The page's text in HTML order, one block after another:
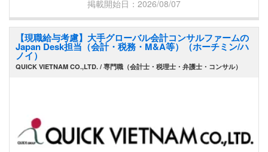
きた営業経験を重視しています。 そのため、 ・法
人営業経験（有形商材・無形商材不問） ・物流業
界での知見・経験 ・海外ビジネスへの興味・関心
・新規開拓営業のご経験 いずれかをお持ちの方に
ぜひご検討いただきたいポジションです。
掲載開始日：2026/08/07
【現職給与考慮】大手グローバル会計コンサルファームの
Japan Desk担当（会計・税務・M&A等）（ホーチミン/ハ
ノイ）
QUICK VIETNAM CO.,LTD. / 専門職（会計士・税理士・弁護士・コンサル）